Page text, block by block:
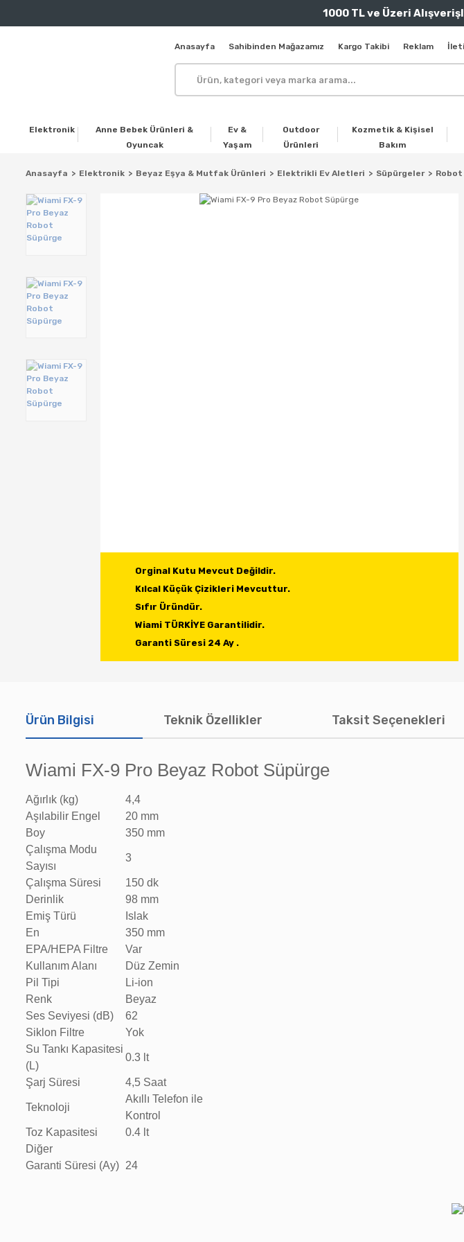
1000 TL ve Üzeri
Anasayfa Sahibinden Mağazamız Kargo Takibi Reklam
Elektronik
Anne Bebek Ürünleri &
Oyuncak
Ev &
Yaşam
Outdoor
Ürünleri
Kozmetik & Kişisel
Bakım
Anasayfa Elektronik Beyaz Eşya & Mutfak Ürünleri Elektrikli Ev Aletleri Süpürgeler Robot
Orginal Kutu Mevcut Değildir.
Kılcal Küçük Çizikleri Mevcuttur.
Sıfır Üründür.
Wiami TÜRKİYE Garantilidir.
Garanti Süresi 24 Ay .
Ürün Bilgisi Teknik Özellikler Taksit Seçenekleri
Wiami FX-9 Pro Beyaz Robot Süpürge
Ağırlık (kg)
4,4
Aşılabilir Engel
20 mm
Boy
350 mm
Çalışma Modu
Sayısı
3
Çalışma Süresi
150 dk
Derinlik
98 mm
Emiş Türü
Islak
En
350 mm
EPA/HEPA Filtre
Var
Kullanım Alanı
Düz Zemin
Pil Tipi
Li-ion
Renk
Beyaz
Ses Seviyesi (dB)
62
Siklon Filtre
Yok
Su Tankı Kapasitesi
(L)
0.3 lt
Şarj Süresi 4,5 Saat
Teknoloji
Akıllı Telefon ile
Kontrol
Toz Kapasitesi
0.4 lt
Diğer
Garanti Süresi (Ay) 24